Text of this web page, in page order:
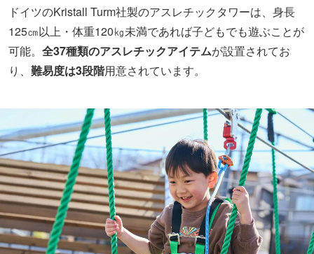
ドイツのKristall Turm社製のアスレチックタワーは、身長
125㎝以上・体重120㎏未満であれば子どもでも遊ぶことが
可能。 全37種類のアスレチックアイテムが設置されてお
り、 難易度は3段階用意されています。